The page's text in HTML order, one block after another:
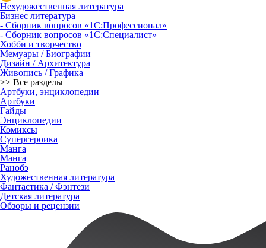
Нехудожественная литература
Бизнес литература
- Сборник вопросов «1С:Профессионал»
- Сборник вопросов «1С:Специалист»
Хобби и творчество
Мемуары / Биографии
Дизайн / Архитектура
Живопись / Графика
>> Все разделы
Артбуки, энциклопедии
Артбуки
Гайды
Энциклопедии
Комиксы
Супергероика
Манга
Манга
Ранобэ
Художественная литература
Фантастика / Фэнтези
Детская литература
Обзоры и рецензии